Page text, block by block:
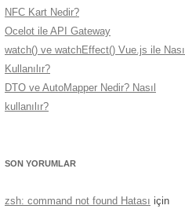
NFC Kart Nedir?
Ocelot ile API Gateway
watch() ve watchEffect() Vue.js ile Nasıl
Kullanılır?
DTO ve AutoMapper Nedir? Nasıl
kullanılır?
SON YORUMLAR
zsh: command not found Hatası için